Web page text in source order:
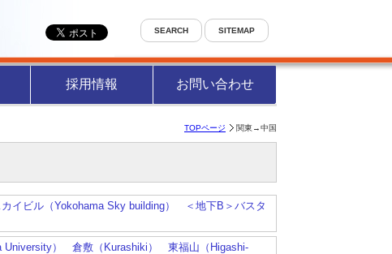
採用情報 お問い合わせ
SEARCH SITEMAP
TOPページ 関東→中国
イビル（Yokohama Sky building）
＜地下B＞バスタ
） 倉敷（Kurashiki）
東福山（Higashi-